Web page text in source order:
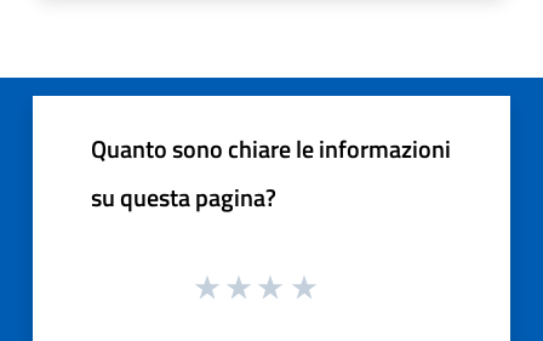
Quanto sono chiare le informazioni
su questa pagina?